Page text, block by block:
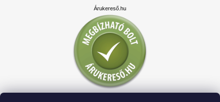
Árukereső.hu